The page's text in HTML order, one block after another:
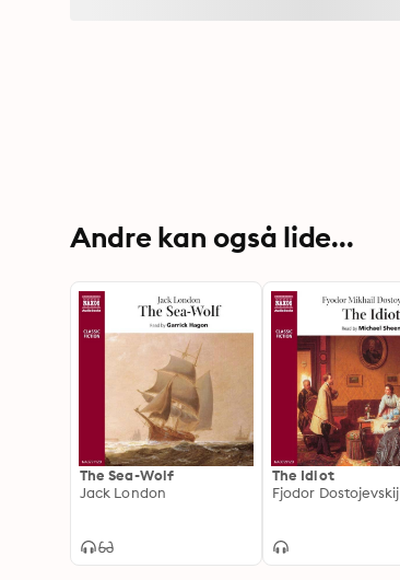
Andre kan også lide...
The Sea-Wolf
Jack London
The Idiot
Fjodor Dostojevskij